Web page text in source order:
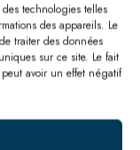
technologies telles
des appareils. Le
traiter des données
sur ce site. Le fait
avoir un effet négatif